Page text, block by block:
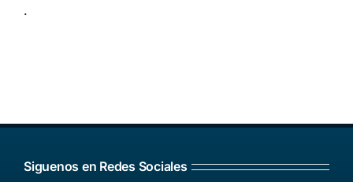
.
Siguenos en Redes Sociales